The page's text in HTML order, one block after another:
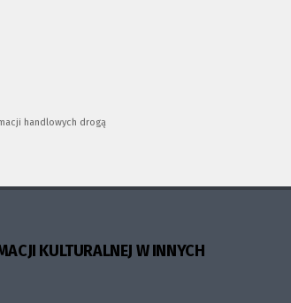
handlowych drogą
KULTURALNEJ W INNYCH